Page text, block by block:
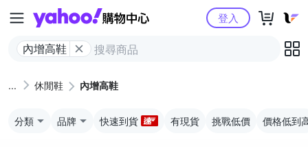
Yahoo購物中心
內增高鞋
登入
休閒鞋 內增高鞋
分類 品牌 快速到貨 有現貨 挑戰低價 價格低到